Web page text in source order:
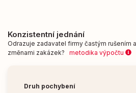
Konzistentní jednání
Odrazuje zadavatel firmy častým rušením a
změnami zakázek? metodika výpočtu
Druh pochybení